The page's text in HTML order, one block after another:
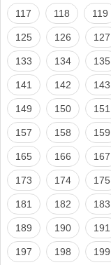
117 118 119
125 126 127
133 134 135
141 142 143
149 150 151
157 158 159
165 166 167
173 174 175
181 182 183
189 190 191
197 198 199